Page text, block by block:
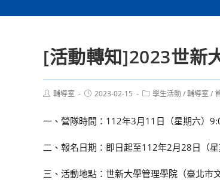
[活動轉知]2023世新
Post輔導室
Post2023-02-15
Post學生活動/輔導室 /
一、營隊時間：112年3月11日（星期六）
二、報名日期：即日起至112年2月28日（星
三、活動地點：世新大學管理學院（臺北市